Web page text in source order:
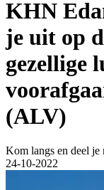
KHN
je uit op
gezellige
(ALV)
Kom langs en deel je
24-10-2022